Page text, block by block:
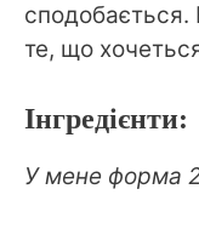
сподобається.
те, що
Інгредієнти:
У мене форма